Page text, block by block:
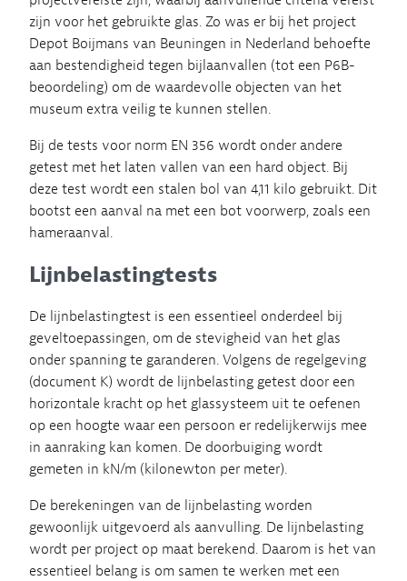
zijn voor het gebruikte glas. Zo was er bij het project
Depot Boijmans van Beuningen in Nederland behoefte
aan bestendigheid tegen bijlaanvallen (tot een P6B-
beoordeling) om de waardevolle objecten van het
museum extra veilig te kunnen stellen.
Bij de tests voor norm EN 356 wordt onder andere
getest met het laten vallen van een hard object. Bij
deze test wordt een stalen bol van 4,11 kilo gebruikt. Dit
bootst een aanval na met een bot voorwerp, zoals een
hameraanval.
Lijnbelastingtests
De lijnbelastingtest is een essentieel onderdeel bij
geveltoepassingen, om de stevigheid van het glas
onder spanning te garanderen. Volgens de regelgeving
(document K) wordt de lijnbelasting getest door een
horizontale kracht op het glassysteem uit te oefenen
op een hoogte waar een persoon er redelijkerwijs mee
in aanraking kan komen. De doorbuiging wordt
gemeten in kN/m (kilonewton per meter).
De berekeningen van de lijnbelasting worden
gewoonlijk uitgevoerd als aanvulling. De lijnbelasting
wordt per project op maat berekend. Daarom is het van
essentieel belang is om samen te werken met een